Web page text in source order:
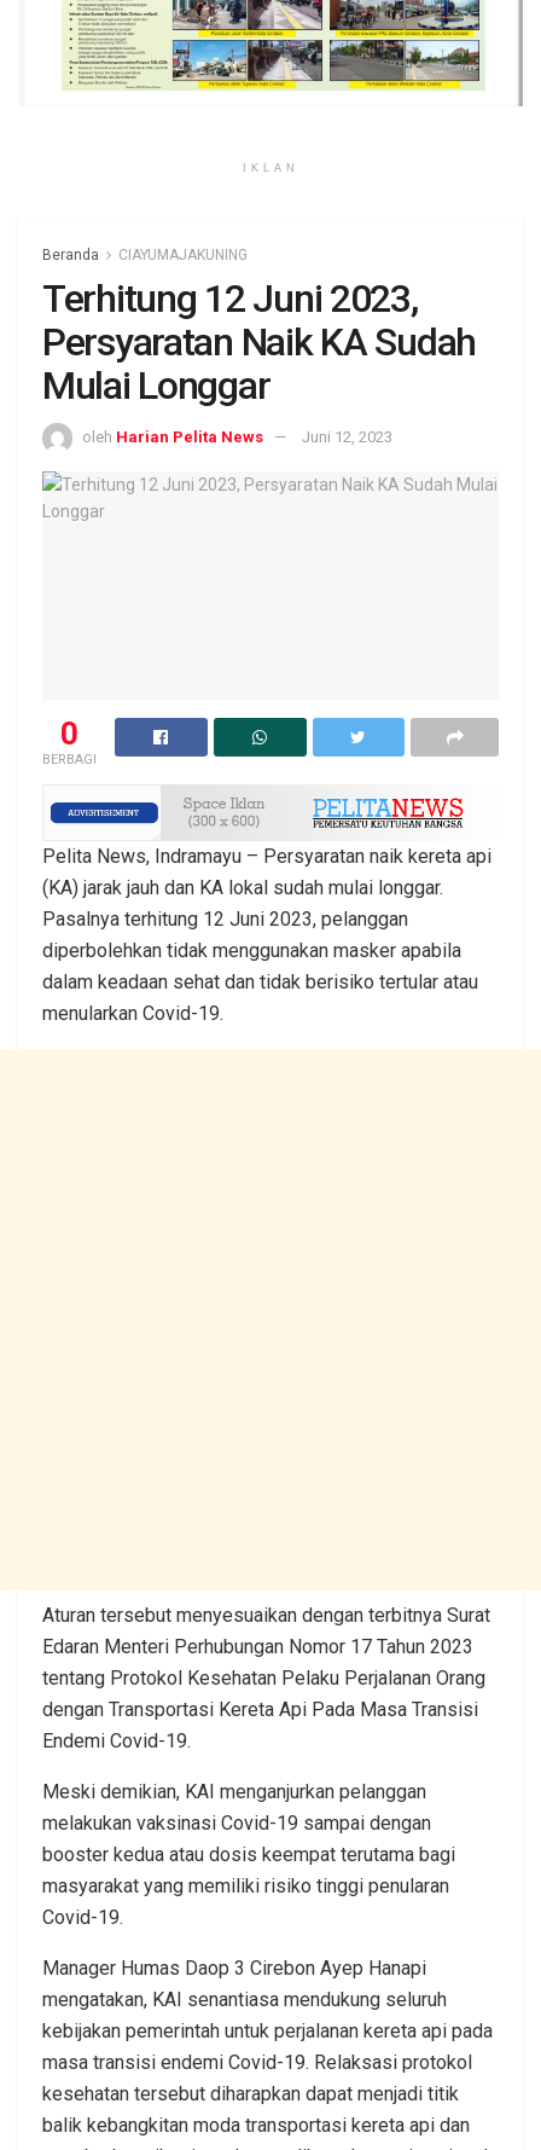
IKLAN
Beranda CIAYUMAJAKUNING
Terhitung 12 Juni 2023,
Persyaratan Naik KA Sudah
Mulai Longgar
oleh Harian Pelita News Juni 12, 2023
0
BERBAGI
Pelita News, Indramayu – Persyaratan naik kereta api
(KA) jarak jauh dan KA lokal sudah mulai longgar.
Pasalnya terhitung 12 Juni 2023, pelanggan
diperbolehkan tidak menggunakan masker apabila
dalam keadaan sehat dan tidak berisiko tertular atau
menularkan Covid-19.
Aturan tersebut menyesuaikan dengan terbitnya Surat
Edaran Menteri Perhubungan Nomor 17 Tahun 2023
tentang Protokol Kesehatan Pelaku Perjalanan Orang
dengan Transportasi Kereta Api Pada Masa Transisi
Endemi Covid-19.
Meski demikian, KAI menganjurkan pelanggan
melakukan vaksinasi Covid-19 sampai dengan
booster kedua atau dosis keempat terutama bagi
masyarakat yang memiliki risiko tinggi penularan
Covid-19.
Manager Humas Daop 3 Cirebon Ayep Hanapi
mengatakan, KAI senantiasa mendukung seluruh
kebijakan pemerintah untuk perjalanan kereta api pada
masa transisi endemi Covid-19. Relaksasi protokol
kesehatan tersebut diharapkan dapat menjadi titik
balik kebangkitan moda transportasi kereta api dan